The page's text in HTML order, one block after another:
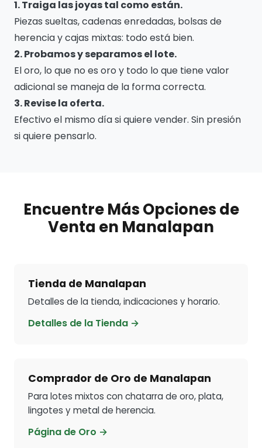
1. Traiga las joyas tal como están.
Piezas sueltas, cadenas enredadas, bolsas de
herencia y cajas mixtas: todo está bien.
2. Probamos y separamos el lote.
El oro, lo que no es oro y todo lo que tiene valor
adicional se maneja de la forma correcta.
3. Revise la oferta.
Efectivo el mismo día si quiere vender. Sin presión
si quiere pensarlo.
Encuentre Más Opciones de
Venta en Manalapan
Tienda de Manalapan
Detalles de la tienda, indicaciones y horario.
Detalles de la Tienda →
Comprador de Oro de Manalapan
Para lotes mixtos con chatarra de oro, plata,
lingotes y metal de herencia.
Página de Oro →